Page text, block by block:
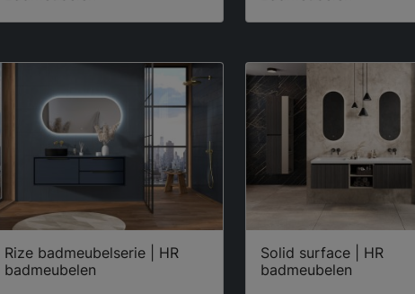
Rize badmeubelserie | HR
badmeubelen
Solid surface | HR
badmeubelen